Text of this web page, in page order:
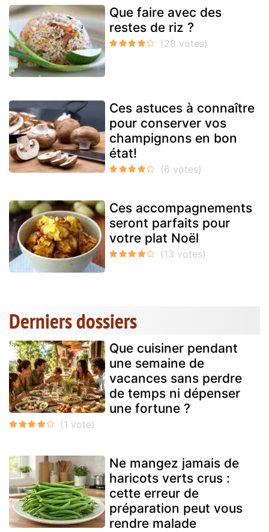
Que faire avec des
restes de riz ?
Ces astuces à connaître
pour conserver vos
champignons en bon
état!
Ces accompagnements
seront parfaits pour
votre plat Noël
Derniers dossiers
Que cuisiner pendant
une semaine de
vacances sans perdre
de temps ni dépenser
une fortune ?
Ne mangez jamais de
haricots verts crus :
cette erreur de
préparation peut vous
rendre malade